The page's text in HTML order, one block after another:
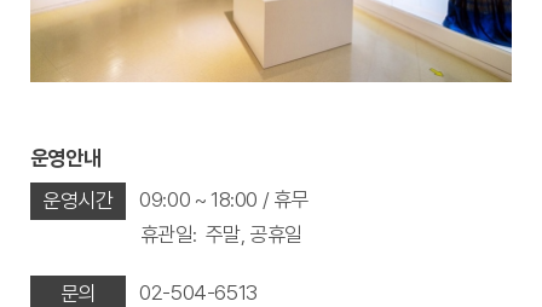
운영안내
운영시간
09:00 ~ 18:00 / 휴무
휴관일: 주말, 공휴일
문의 02-504-6513